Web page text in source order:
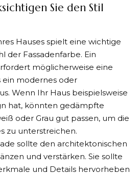
Sie den Stil
Hauses spielt eine wichtige
der Fassadenfarbe. Ein
möglicherweise eine
ein modernes oder
Wenn Ihr Haus beispielsweise
hat, könnten gedämpfte
oder Grau gut passen, um die
zu unterstreichen.
sollte den architektonischen
und verstärken. Sie sollte
und Details hervorheben